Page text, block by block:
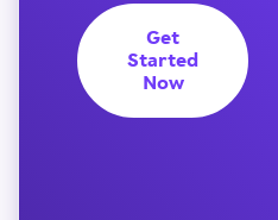
Get
Started
Now